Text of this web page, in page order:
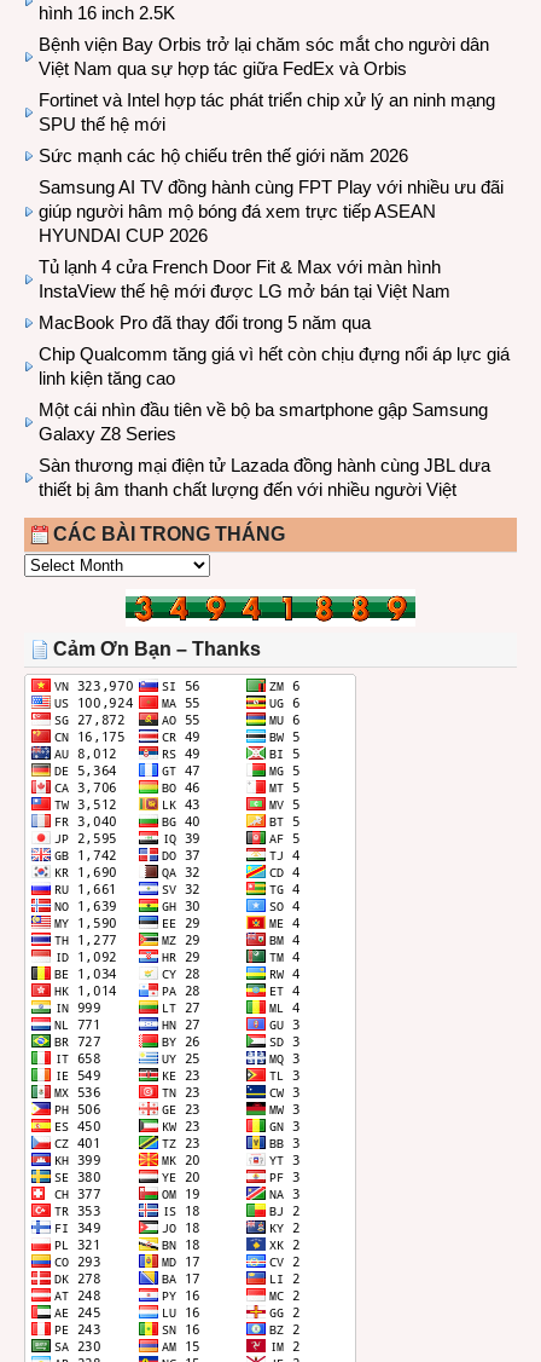
hình 16 inch 2.5K
Bệnh viện Bay Orbis trở lại chăm sóc mắt cho người dân
Việt Nam qua sự hợp tác giữa FedEx và Orbis
Fortinet và Intel hợp tác phát triển chip xử lý an ninh mạng
SPU thế hệ mới
Sức mạnh các hộ chiếu trên thế giới năm 2026
Samsung AI TV đồng hành cùng FPT Play với nhiều ưu đãi
giúp người hâm mộ bóng đá xem trực tiếp ASEAN
HYUNDAI CUP 2026
Tủ lạnh 4 cửa French Door Fit & Max với màn hình
InstaView thế hệ mới được LG mở bán tại Việt Nam
MacBook Pro đã thay đổi trong 5 năm qua
Chip Qualcomm tăng giá vì hết còn chịu đựng nổi áp lực giá
linh kiện tăng cao
Một cái nhìn đầu tiên về bộ ba smartphone gập Samsung
Galaxy Z8 Series
Sàn thương mại điện tử Lazada đồng hành cùng JBL dưa
thiết bị âm thanh chất lượng đến với nhiều người Việt
CÁC BÀI TRONG THÁNG
CÁC
THÁNG
Cảm Ơn Bạn – Thanks